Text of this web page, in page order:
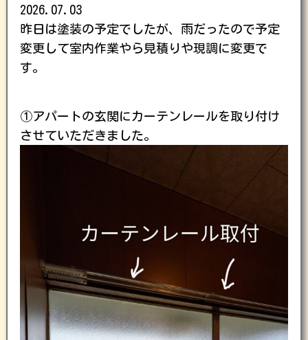
2026.07.03
昨日は塗装の予定でしたが、雨だったので予定
変更して室内作業やら見積りや現調に変更で
す。
①アパートの玄関にカーテンレールを取り付け
させていただきました。